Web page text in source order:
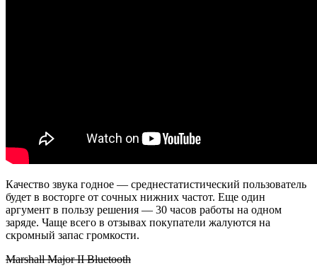
Качество звука годное — среднестатистический пользователь
будет в восторге от сочных нижних частот. Еще один
аргумент в пользу решения — 30 часов работы на одном
заряде. Чаще всего в отзывах покупатели жалуются на
скромный запас громкости.
Marshall Major II Bluetooth